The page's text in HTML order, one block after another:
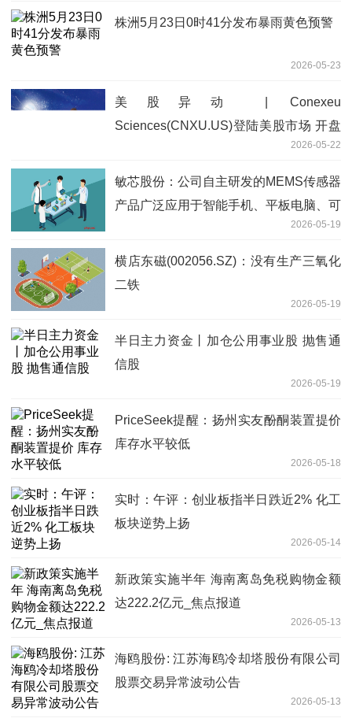
株洲5月23日0时41分发布暴雨黄色预警
2026-05-23
美股异动 | Conexeu
Sciences(CNXU.US)登陆美股市场 开盘
2026-05-22
敏芯股份：公司自主研发的MEMS传感器
产品广泛应用于智能手机、平板电脑、可
2026-05-19
横店东磁(002056.SZ)：没有生产三氧化
二铁
2026-05-19
半日主力资金丨加仓公用事业股 抛售通
信股
2026-05-19
PriceSeek提醒：扬州实友酚酮装置提价
库存水平较低
2026-05-18
实时：午评：创业板指半日跌近2% 化工
板块逆势上扬
2026-05-14
新政策实施半年 海南离岛免税购物金额
达222.2亿元_焦点报道
2026-05-13
海鸥股份: 江苏海鸥冷却塔股份有限公司
股票交易异常波动公告
2026-05-13